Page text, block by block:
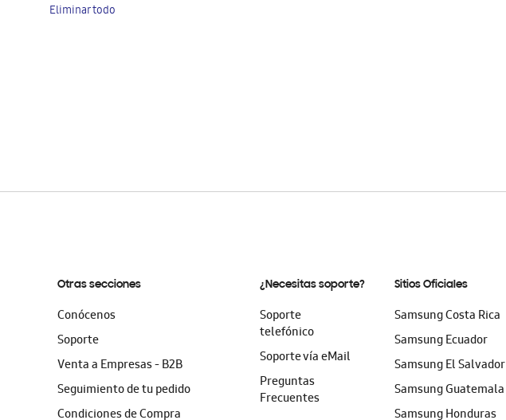
Eliminar todo
Otras secciones
Conócenos
Soporte
Venta a Empresas - B2B
Seguimiento de tu pedido
Condiciones de Compra
¿Necesitas soporte?
Soporte
telefónico
Soporte vía eMail
Preguntas
Frecuentes
Sitios Oficiales
Samsung Costa Rica
Samsung Ecuador
Samsung El Salvador
Samsung Guatemala
Samsung Honduras